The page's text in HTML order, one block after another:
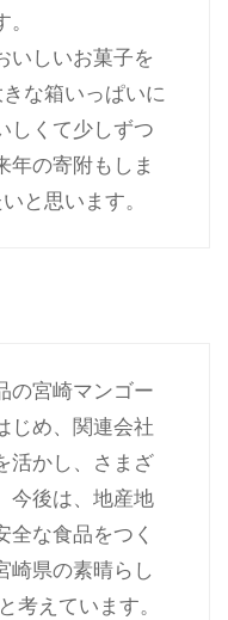
いしいお菓子を
な箱いっぱいに
しくて少しずつ
年の寄附もしま
と思います。
の宮崎マンゴー
じめ、関連会社
活かし、さまざ
今後は、地産地
全な食品をつく
崎県の素晴らし
考えています。